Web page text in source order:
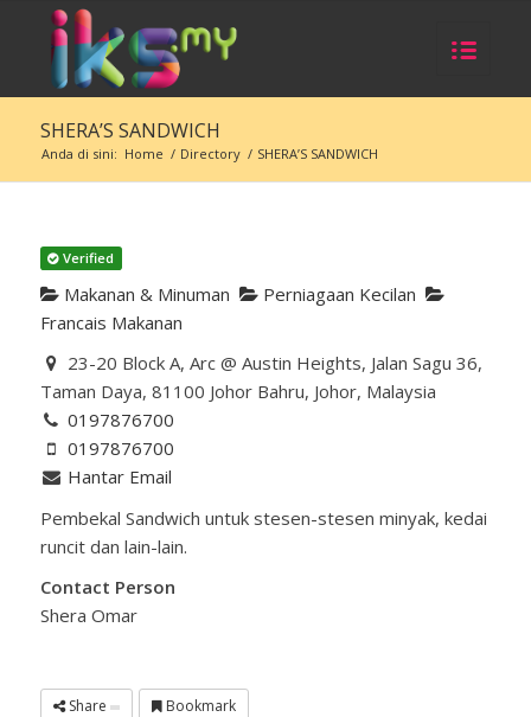
SHERA’S SANDWICH
Anda di sini: Home / Directory / SHERA’S SANDWICH
Verified
Makanan & Minuman
Perniagaan Kecilan
Francais Makanan
23-20 Block A, Arc @ Austin Heights, Jalan Sagu 36,
Taman Daya, 81100 Johor Bahru, Johor, Malaysia
0197876700
0197876700
Hantar Email
Pembekal Sandwich untuk stesen-stesen minyak, kedai
runcit dan lain-lain.
Contact Person
Shera Omar
Share Bookmark